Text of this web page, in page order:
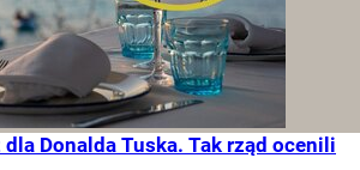
Donalda Tuska. Tak rząd ocenili